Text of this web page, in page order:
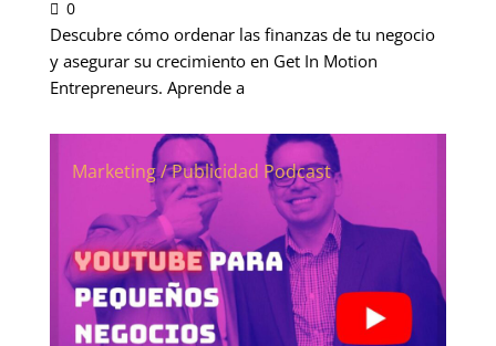
0
Descubre cómo ordenar las finanzas de tu negocio
y asegurar su crecimiento en Get In Motion
Entrepreneurs. Aprende a
Marketing / Publicidad Podcast